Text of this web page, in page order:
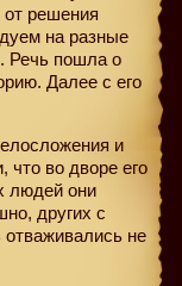
от решения
на разные
Речь пошла о
Далее с его
и
что во дворе его
людей они
других с
не